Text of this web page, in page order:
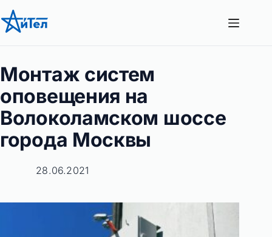
Перейти
к
Монтаж систем
оповещения на
Волоколамском шоссе
города Москвы
28.06.2021